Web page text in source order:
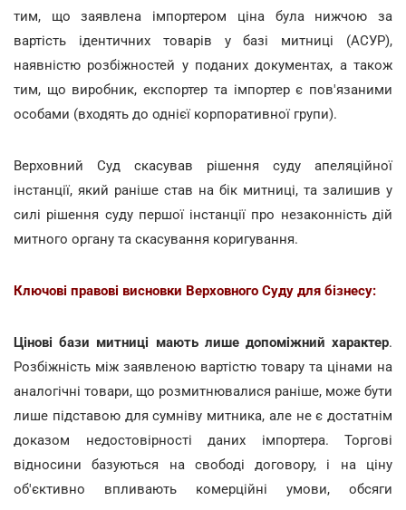
тим, що заявлена імпортером ціна була нижчою за
вартість ідентичних товарів у базі митниці (АСУР),
наявністю розбіжностей у поданих документах, а також
тим, що виробник, експортер та імпортер є пов'язаними
особами (входять до однієї корпоративної групи).
Верховний Суд скасував рішення суду апеляційної
інстанції, який раніше став на бік митниці, та залишив у
силі рішення суду першої інстанції про незаконність дій
митного органу та скасування коригування.
Ключові правові висновки Верховного Суду для бізнесу:
Цінові бази митниці мають лише допоміжний характер.
Розбіжність між заявленою вартістю товару та цінами на
аналогічні товари, що розмитнювалися раніше, може бути
лише підставою для сумніву митника, але не є достатнім
доказом недостовірності даних імпортера. Торгові
відносини базуються на свободі договору, і на ціну
об'єктивно впливають комерційні умови, обсяги